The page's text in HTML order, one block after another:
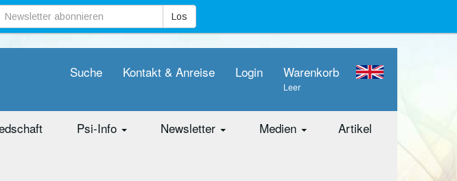
Suche Kontakt & Anreise Login Warenkorb
Leer
Psi-Info Newsletter Medien Artikel